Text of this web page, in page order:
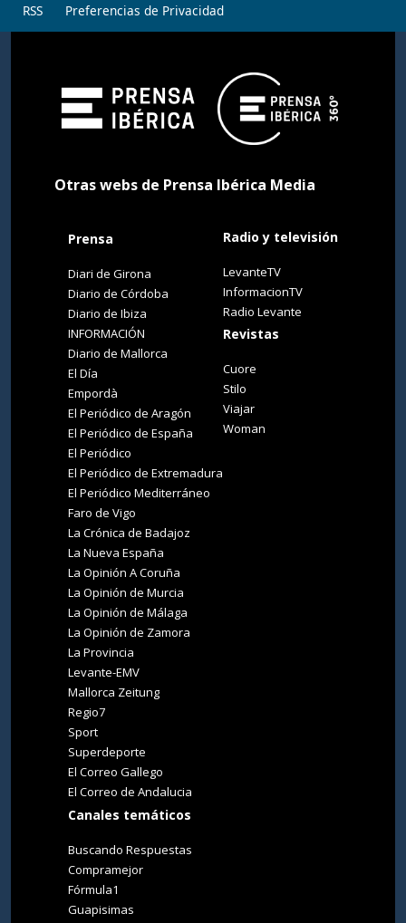
RSS Preferencias de Privacidad
Otras webs de Prensa Ibérica Media
Prensa
Diari de Girona
Diario de Córdoba
Diario de Ibiza
INFORMACIÓN
Diario de Mallorca
El Día
Empordà
El Periódico de Aragón
El Periódico de España
El Periódico
El Periódico de Extremadura
El Periódico Mediterráneo
Faro de Vigo
La Crónica de Badajoz
La Nueva España
La Opinión A Coruña
La Opinión de Murcia
La Opinión de Málaga
La Opinión de Zamora
La Provincia
Levante-EMV
Mallorca Zeitung
Regio7
Sport
Superdeporte
El Correo Gallego
El Correo de Andalucia
Canales temáticos
Buscando Respuestas
Compramejor
Fórmula1
Guapisimas
Radio y televisión
LevanteTV
InformacionTV
Radio Levante
Revistas
Cuore
Stilo
Viajar
Woman